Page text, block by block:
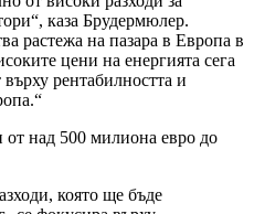
каза Брудермюлер.
растежа на пазара в Европа в
цени на енергията сега
рентабилността и
над 500 милиона евро до
която ще бъде